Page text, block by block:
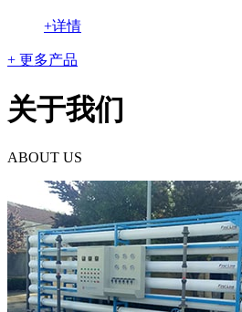
+详情
+ 更多产品
关于我们
ABOUT US